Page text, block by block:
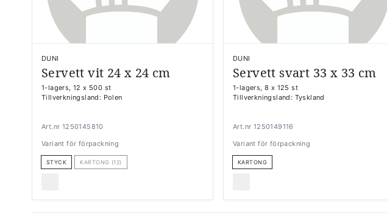
DUNI
Servett vit 24 x 24 cm
1-lagers, 12 x 500 st
Tillverkningsland: Polen
Art.nr 1250145810
Variant för förpackning
STYCK KARTONG (12)
DUNI
Servett svart 33 x 33 cm
1-lagers, 8 x 125 st
Tillverkningsland: Tyskland
Art.nr 1250149116
Variant för förpackning
KARTONG